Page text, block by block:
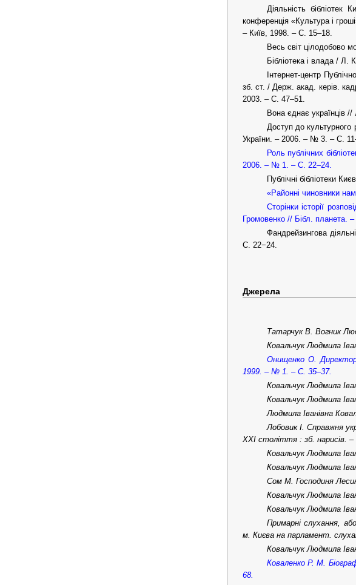
Діяльність
конференція «Культура і
– Київ, 1998. – С. 15–18.
Весь світ цілодобово
Бібліотека і влада / Л.
Інтернет-центр
зб. ст. / Держ. акад. керів.
2003. – С. 47–51.
Вона єднає українців
Доступ до культурного
України. – 2006. – № 3. – С.
Роль публічних
2006. – № 1. – С. 22–24.
Публічні бібліотеки
«Районні чиновники
Сторінки історії
Громовенко // Бібл. планета.
Фандрейзингова
С. 22−24.
Джерела
Татарчук В. Вогник
Ковальчук Людмила
Онищенко О. Директор
1999. – № 1. – С. 35–37.
Ковальчук Людмила
Ковальчук Людмила
Людмила Іванівна
Лобовик І. Справжня
ХХІ століття : зб. нарисів.
Ковальчук Людмила
Ковальчук Людмила
Сом М. Господиня
Ковальчук Людмила
Ковальчук Людмила
Примарні слухання,
м. Києва на парламент.
Ковальчук Людмила
Коваленко Р. М.
68.